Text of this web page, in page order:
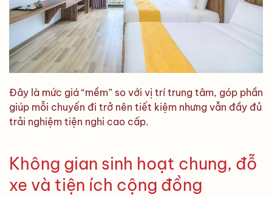
Đây là mức giá “mềm” so với vị trí trung tâm, góp phần
giúp mỗi chuyến đi trở nên tiết kiệm nhưng vẫn đầy đủ
trải nghiệm tiện nghi cao cấp.
Không gian sinh hoạt chung, đỗ
xe và tiện ích cộng đồng